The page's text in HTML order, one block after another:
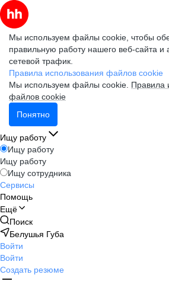
Мы используем файлы cookie, чтобы
правильную работу нашего веб-сайта и
сетевой трафик.
Правила использования файлов cookie
Мы используем файлы cookie. Правила
файлов cookie
Понятно
Ищу работу
Ищу работу
Ищу работу
Ищу сотрудника
Сервисы
Помощь
Ещё
Поиск
Белушья Губа
Войти
Войти
Создать резюме